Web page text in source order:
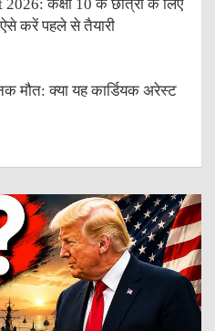
कक्षा 10 के छात्रों के लिए
करें पहले से तैयारी
मौत: क्या यह कार्डियक अरेस्ट